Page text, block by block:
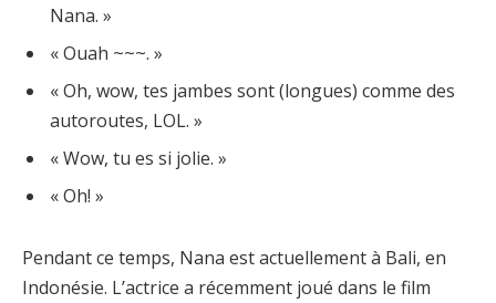
Nana. »
« Ouah ~~~. »
« Oh, wow, tes jambes sont (longues) comme des
autoroutes, LOL. »
« Wow, tu es si jolie. »
« Oh! »
Pendant ce temps, Nana est actuellement à Bali, en
Indonésie. L’actrice a récemment joué dans le film